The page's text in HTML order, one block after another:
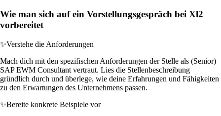
Wie man sich auf ein Vorstellungsgespräch bei Xl2
vorbereitet
✨Verstehe die Anforderungen
Mach dich mit den spezifischen Anforderungen der Stelle als (Senior)
SAP EWM Consultant vertraut. Lies die Stellenbeschreibung
gründlich durch und überlege, wie deine Erfahrungen und Fähigkeiten
zu den Erwartungen des Unternehmens passen.
✨Bereite konkrete Beispiele vor